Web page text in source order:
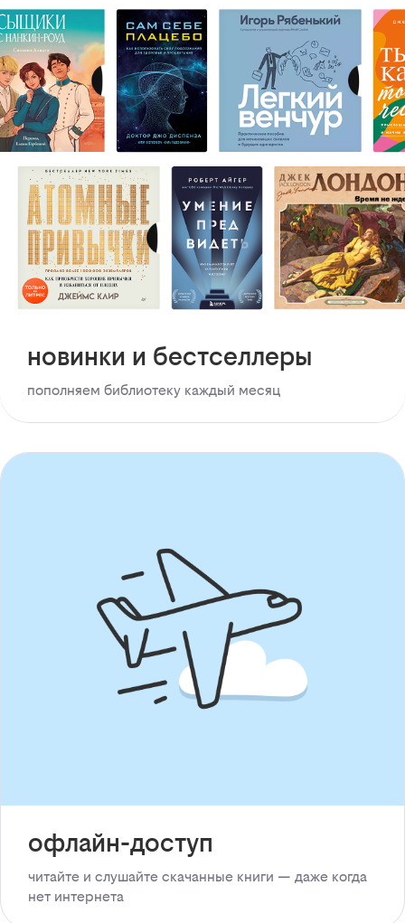
новинки и бестселлеры
пополняем библиотеку каждый месяц
офлайн-доступ
читайте и слушайте скачанные книги — даже когда
нет интернета